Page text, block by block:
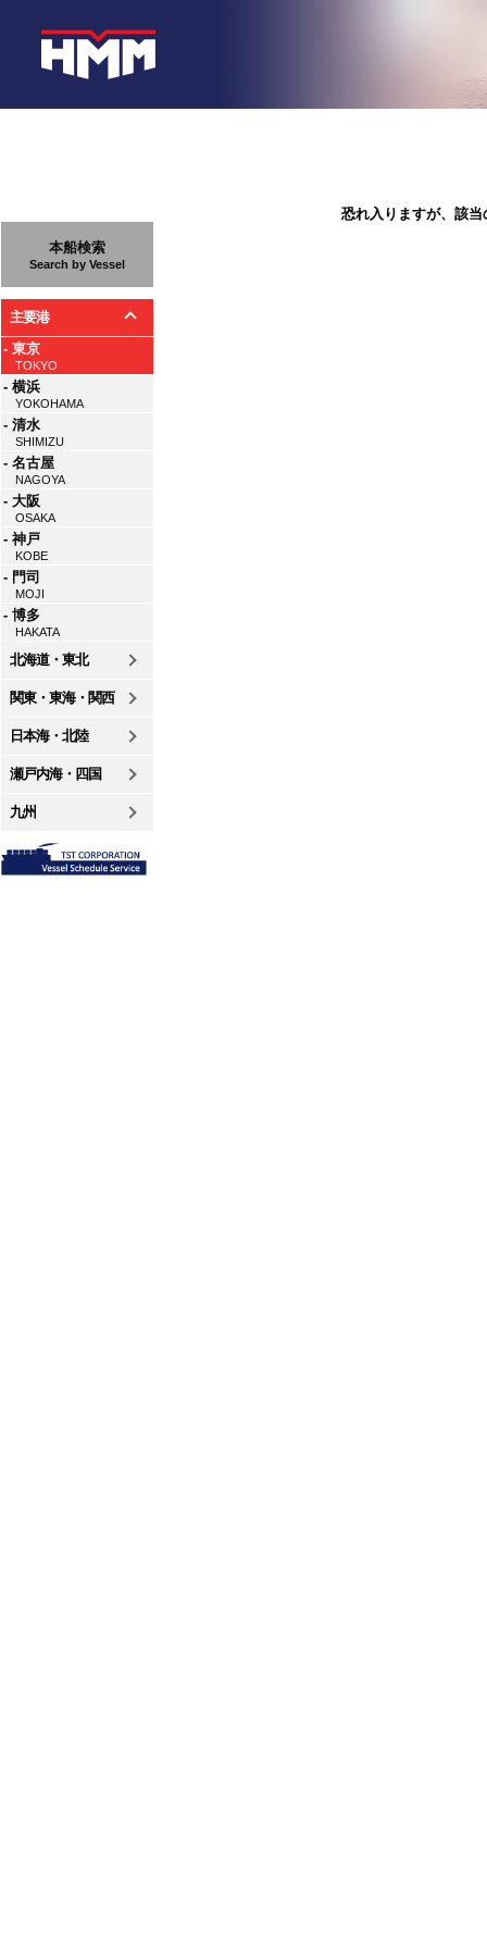
本船検索
Search by Vessel
主要港
- 東京
TOKYO
- 横浜
YOKOHAMA
- 清水
SHIMIZU
- 名古屋
NAGOYA
- 大阪
OSAKA
- 神戸
KOBE
- 門司
MOJI
- 博多
HAKATA
北海道・東北
関東・東海・関西
日本海・北陸
瀬戸内海・四国
九州
恐れ入りますが、該